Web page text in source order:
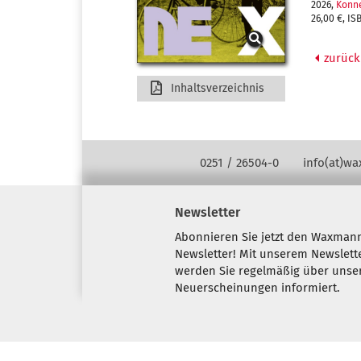
Inhaltsverzeichnis
2026,
26,00 €,
Kontakt Navigation
0251 / 26504-0
Newsletter
Abonnieren Sie jetzt den
Newsletter! Mit unserem
werden Sie regelmäßig über
Neuerscheinungen informiert.